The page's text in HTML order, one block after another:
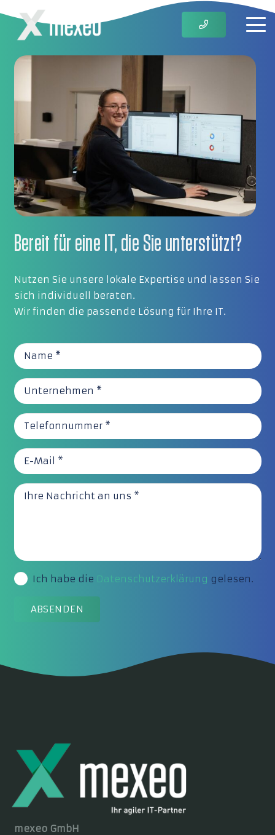
Bereit für eine IT, die Sie unterstützt?
Nutzen Sie unsere lokale Expertise und lassen Sie
sich individuell beraten.
Wir finden die passende Lösung für Ihre IT.
Name *
Unternehmen *
Telefonnummer *
E-Mail *
Ihre Nachricht an uns *
Ich habe die Datenschutzerklärung gelesen.
ABSENDEN
mexeo GmbH